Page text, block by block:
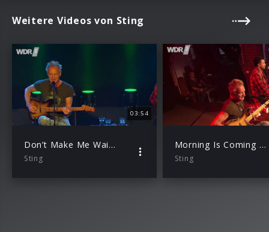
Weitere Videos von Sting
03:54
Don’t Make Me Wait (Radiokonzert)
Sting
Morning Is Coming (Radiokonzert)
Sting